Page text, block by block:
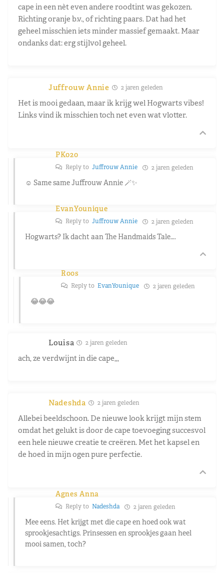
cape in een nèt even andere roodtint was gekozen.
Richting oranje b.v., of richting paars. Dat had het
geheel misschien iets minder massief gemaakt. Maar
ondanks dat: erg stijlvol geheel.
Juffrouw Annie 2 jaren geleden
Het is mooi gedaan, maar ik krijg wel Hogwarts vibes!
Links vind ik misschien toch net even wat vlotter.
PK020
Reply to Juffrouw Annie 2 jaren geleden
☺️ Same same Juffrouw Annie 🪄✨
EvanYounique
Reply to Juffrouw Annie 2 jaren geleden
Hogwarts? Ik dacht aan The Handmaids Tale….
Roos
Reply to EvanYounique 2 jaren geleden
😂😂😂
Louisa 2 jaren geleden
ach, ze verdwijnt in die cape,,,
Nadeshda 2 jaren geleden
Allebei beeldschoon. De nieuwe look krijgt mijn stem
omdat het gelukt is door de cape toevoeging succesvol
een hele nieuwe creatie te creëren. Met het kapsel en
de hoed in mijn ogen pure perfectie.
Agnes Anna
Reply to Nadeshda 2 jaren geleden
Mee eens. Het krijgt met die cape en hoed ook wat
sprookjesachtigs. Prinsessen en sprookjes gaan heel
mooi samen, toch?